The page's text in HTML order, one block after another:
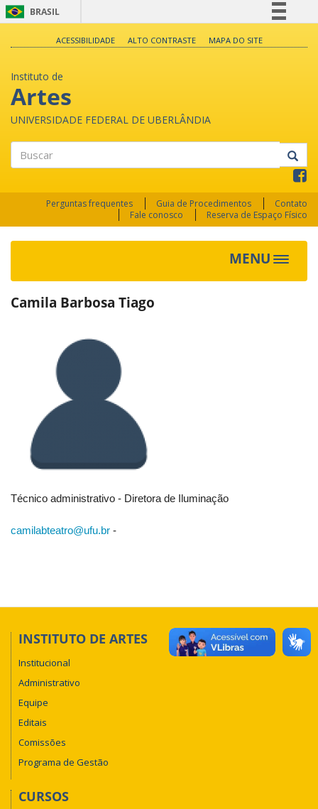
BRASIL
Legislação
Canais
ACESSIBILIDADE ALTO CONTRASTE MAPA DO SITE
Instituto de
Artes
UNIVERSIDADE FEDERAL DE UBERLÂNDIA
Perguntas frequentes Guia de Procedimentos
Contato
Fale conosco
Reserva de Espaço Físico
MENU
Toggle
Camila Barbosa Tiago
Técnico administrativo - Diretora de Iluminação
camilabteatro@ufu.br -
INSTITUTO DE ARTES
Institucional
Administrativo
Equipe
Editais
Comissões
Programa de Gestão
CURSOS